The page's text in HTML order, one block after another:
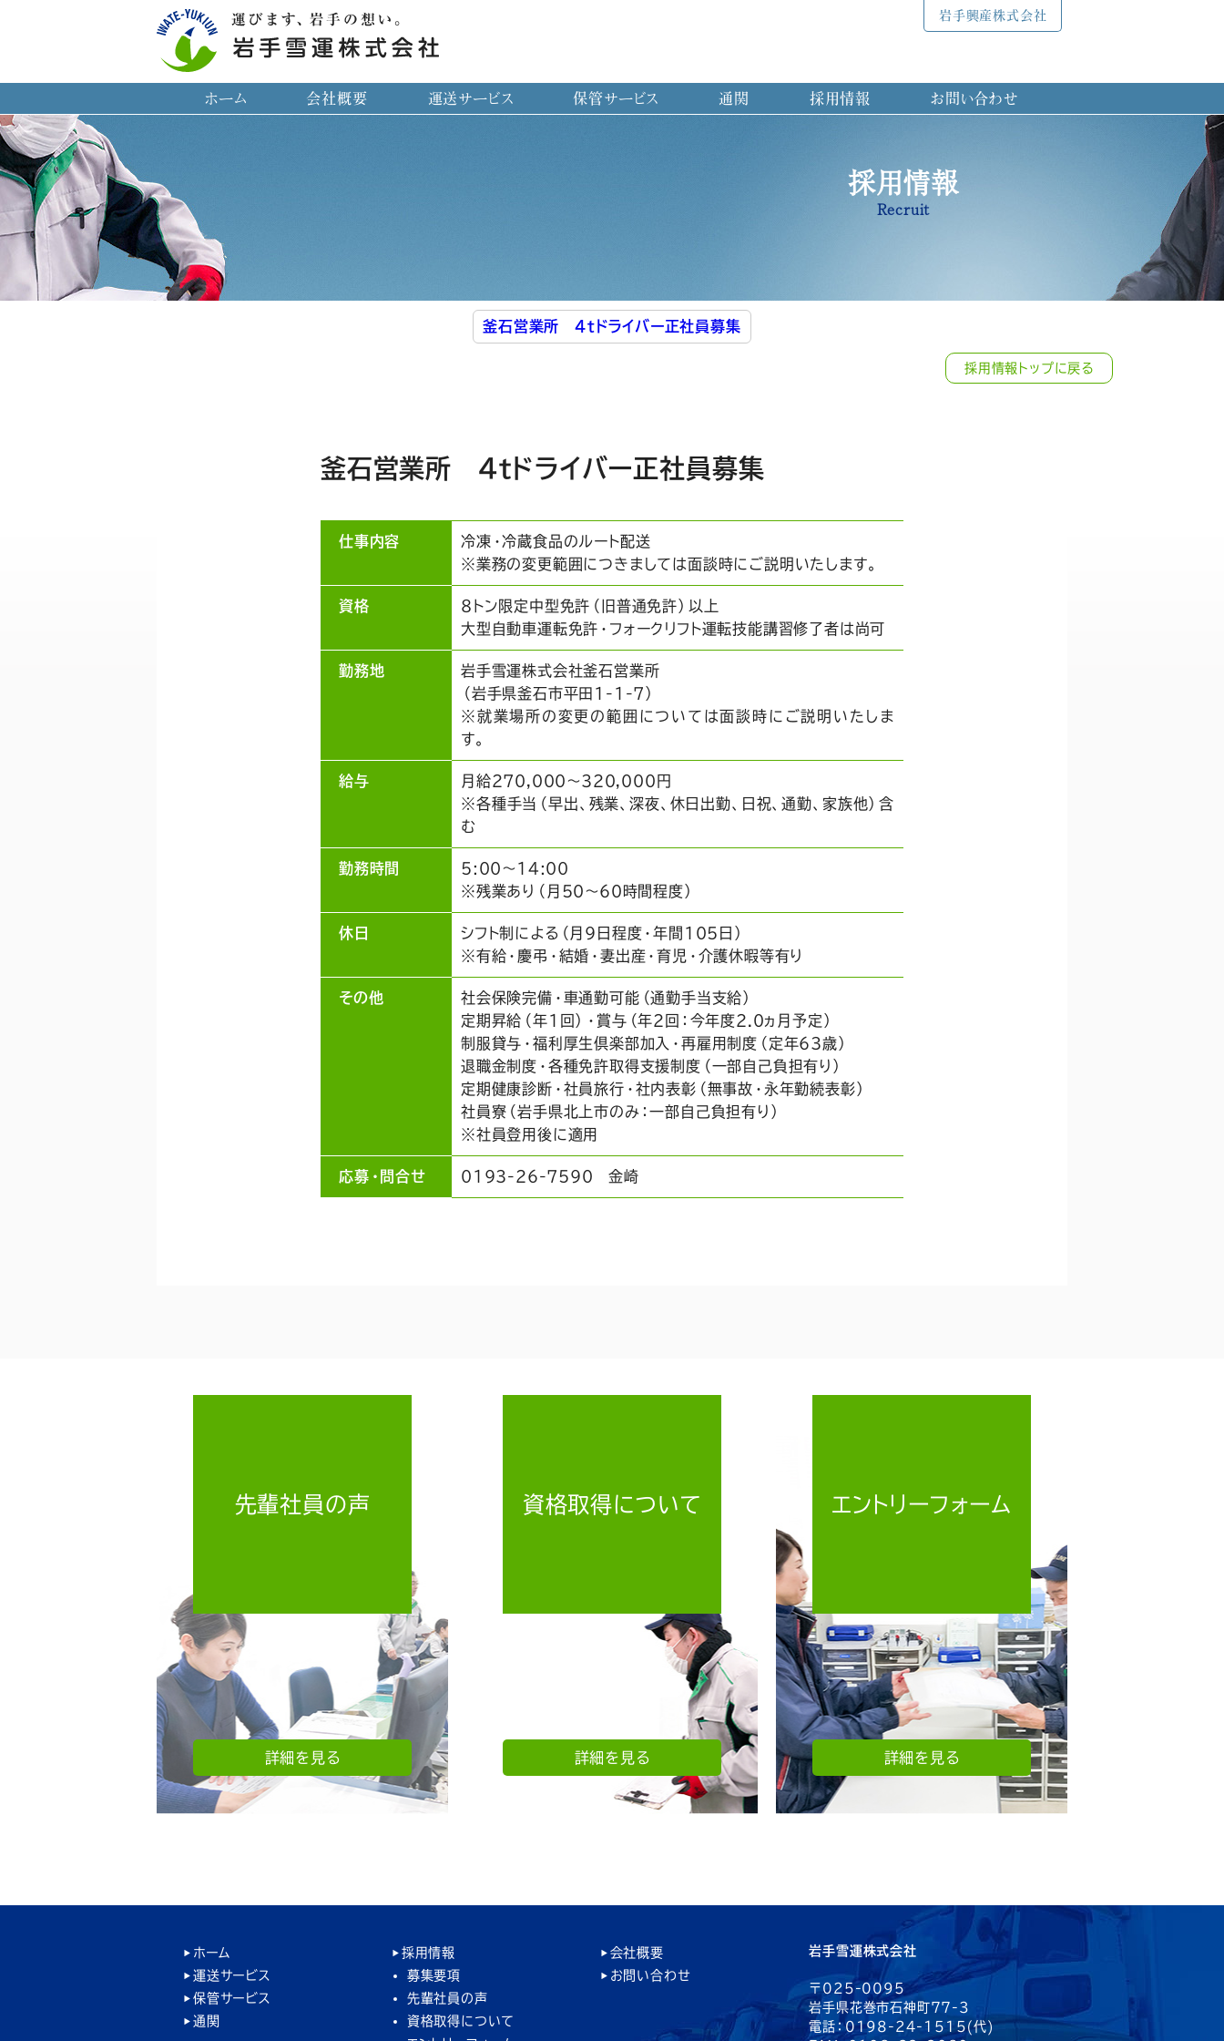
岩手興産株式会社
ホーム 会社概要 運送サービス 保管サービス 通関 採用情報 お問い合わせ
採用情報
Recruit
釜石営業所 4tドライバー正社員募集
採用情報トップに戻る
釜石営業所 4tドライバー正社員募集
仕事内容
冷凍・冷蔵食品のルート配送
※業務の変更範囲につきましては面談時にご説明いたします。
資格
8トン限定中型免許（旧普通免許）以上
大型自動車運転免許・フォークリフト運転技能講習修了者は尚可
勤務地
岩手雪運株式会社釜石営業所
（岩手県釜石市平田1-1-7）
※就業場所の変更の範囲については面談時にご説明いたしま
す。
給与
月給270,000～320,000円
※各種手当（早出、残業、深夜、休日出勤、日祝、通勤、家族他）含
む
勤務時間
5:00～14:00
※残業あり（月50～60時間程度）
休日
シフト制による（月9日程度・年間105日）
※有給・慶弔・結婚・妻出産・育児・介護休暇等有り
その他
社会保険完備・車通勤可能（通勤手当支給）
定期昇給（年1回）・賞与（年2回：今年度2.0ヵ月予定）
制服貸与・福利厚生倶楽部加入・再雇用制度（定年63歳）
退職金制度・各種免許取得支援制度（一部自己負担有り）
定期健康診断・社員旅行・社内表彰（無事故・永年勤続表彰）
社員寮（岩手県北上市のみ：一部自己負担有り）
※社員登用後に適用
応募・問合せ 0193-26-7590 金崎
先輩社員の声
詳細を見る
資格取得について
詳細を見る
エントリーフォーム
詳細を見る
ホーム
運送サービス
保管サービス
通関
採用情報
募集要項
先輩社員の声
資格取得について
会社概要
お問い合わせ
岩手雪運株式会社
〒025-0095
岩手県花巻市石神町77-3
電話：0198-24-1515(代)